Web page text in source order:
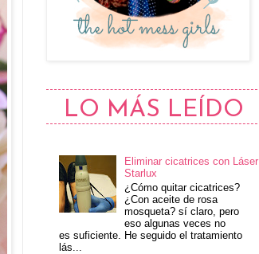
LO MÁS LEÍDO
Eliminar cicatrices con Láser
Starlux
¿Cómo quitar cicatrices?
¿Con aceite de rosa
mosqueta? sí claro, pero
eso algunas veces no
es suficiente. He seguido el tratamiento
lás...